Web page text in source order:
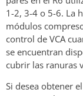
1-2, 3-4 o 5-6. La
módulos
control de VCA
se encuentran
cubrir las ranuras
Si desea obtener